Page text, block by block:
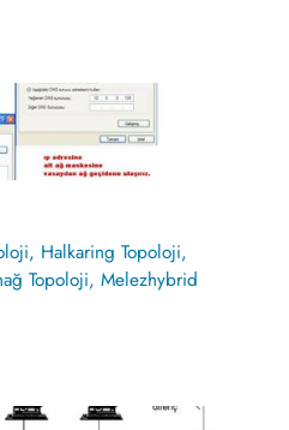
Halkaring Topoloji,
Topoloji, Melezhybrid